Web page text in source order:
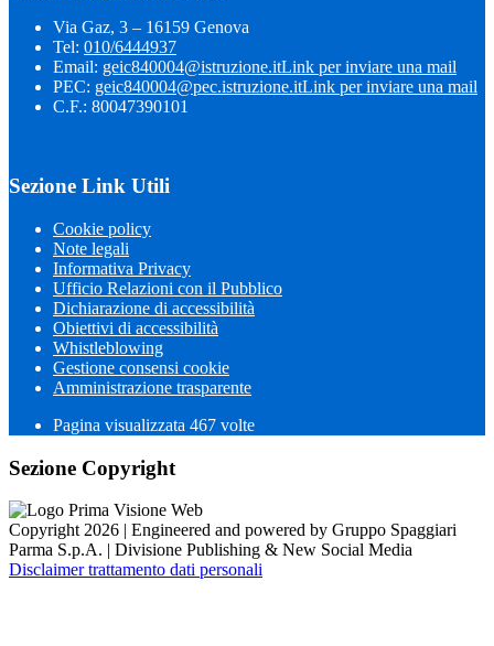
Via Gaz, 3 – 16159 Genova
Tel: 010/6444937
Email: geic840004@istruzione.itLink per inviare una mail
PEC: geic840004@pec.istruzione.itLink per inviare una mail
C.F.: 80047390101
Sezione Link Utili
Cookie policy
Note legali
Informativa Privacy
Ufficio Relazioni con il Pubblico
Dichiarazione di accessibilità
Obiettivi di accessibilità
Whistleblowing
Gestione consensi cookie
Amministrazione trasparente
Pagina visualizzata 467 volte
Sezione Copyright
Copyright 2026 | Engineered and powered by Gruppo Spaggiari
Parma S.p.A. | Divisione Publishing & New Social Media
Disclaimer trattamento dati personali